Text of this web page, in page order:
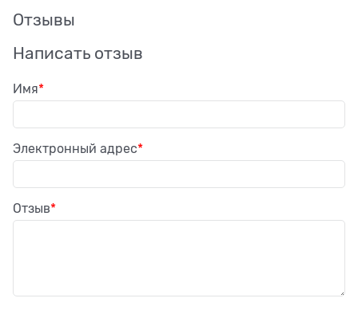
Отзывы
Написать отзыв
Имя
Электронный адрес
Отзыв